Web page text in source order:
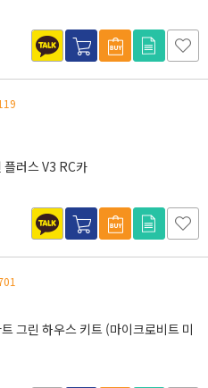
플러스 V3 RC카
그린 하우스 키트 (마이크로비트 미